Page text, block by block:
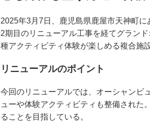
2025年3月7日、鹿児島県鹿屋市天神町
2期目のリニューアル工事を経てグラン
種アクティビティ体験が楽しめる複合施
リニューアルのポイント
今回のリニューアルでは、オーシャンビ
ューや体験アクティビティも整備された
ることを目指している。